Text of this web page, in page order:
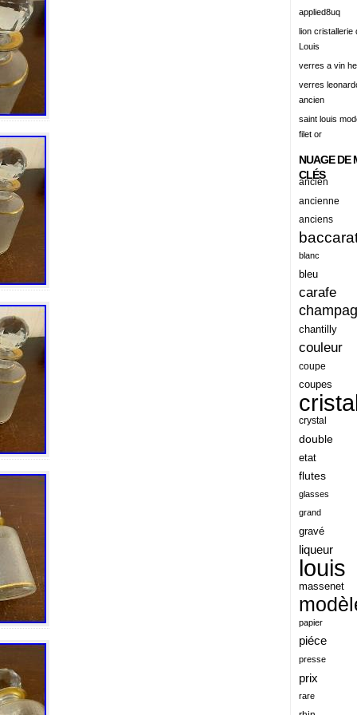
alisation
amazing
america
amiante
ancien
ancienes
ancienne
anciennes
anciens
ancient
anecdotes
angeles
angoul
animaux
antique
antiquite
apollo
applaudis
arch
architecture
ariel
armonica
arta
applied8uq
lion cristallerie
Louis
verres a vin
verres
ancien
saint louis
filet or
NUAGE DE
CLÉS
ancien
ancienne
anciens
blanc
bleu
carafe
chantilly
couleur
coupe
coupes
crystal
double
etat
flutes
glasses
grand
gravé
liqueur
louis
massenet
papier
piéce
presse
prix
rare